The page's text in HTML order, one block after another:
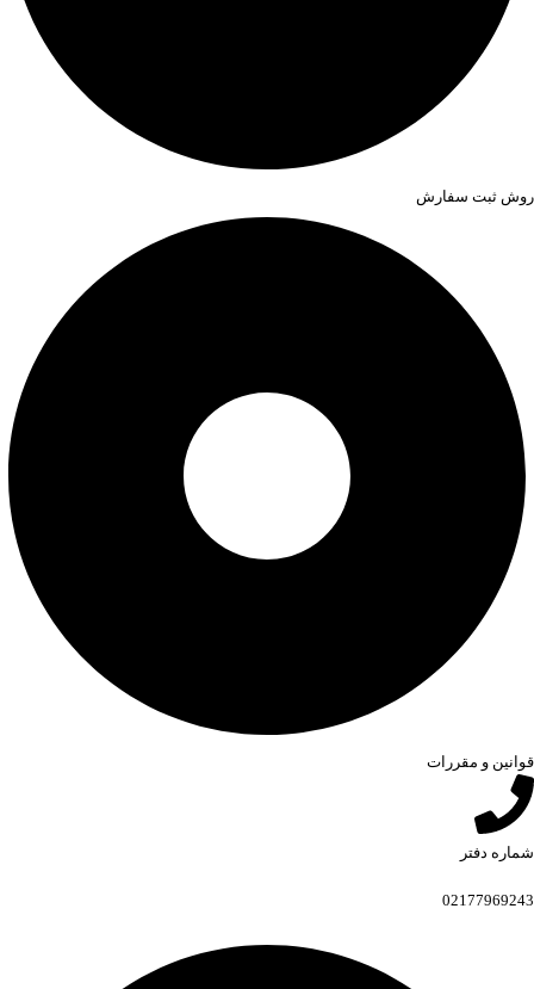
روش ثبت سفارش
قوانین و مقررات
شماره دفتر
02177969243